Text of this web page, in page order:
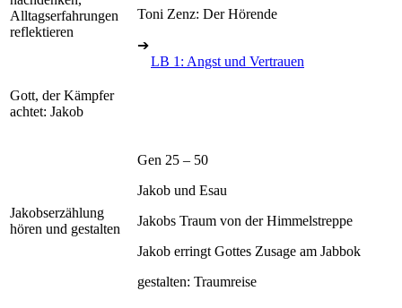
Alltagserfahrungen
reflektieren
Toni Zenz: Der Hörende
➔
LB 1: Angst und Vertrauen
Gott, der Kämpfer
achtet: Jakob
Jakobserzählung
hören und gestalten
Gen 25 – 50
Jakob und Esau
Jakobs Traum von der Himmelstreppe
Jakob erringt Gottes Zusage am Jabbok
gestalten: Traumreise